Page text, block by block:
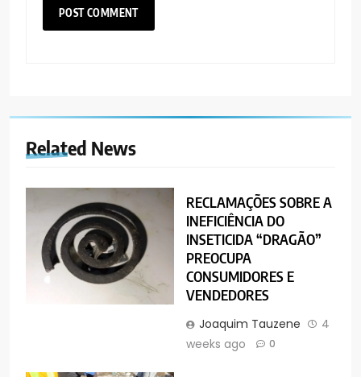
Related News
RECLAMAÇÕES SOBRE A
INEFICIÊNCIA DO
INSETICIDA “DRAGÃO”
PREOCUPA
CONSUMIDORES E
VENDEDORES
Joaquim Tauzene
4
weeks ago
0